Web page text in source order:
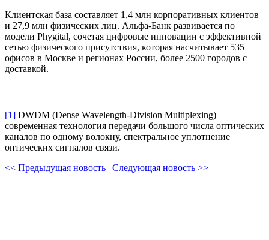
Клиентская база составляет 1,4 млн корпоративных клиентов
и 27,9 млн физических лиц. Альфа-Банк развивается по
модели Phygital, сочетая цифровые инновации с эффективной
сетью физического присутствия, которая насчитывает 535
офисов в Москве и регионах России, более 2500 городов с
доставкой.
[1] DWDM (Dense Wavelength-Division Multiplexing) —
современная технология передачи большого числа оптических
каналов по одному волокну, спектральное уплотнение
оптических сигналов связи.
<< Предыдущая новость | Следующая новость >>